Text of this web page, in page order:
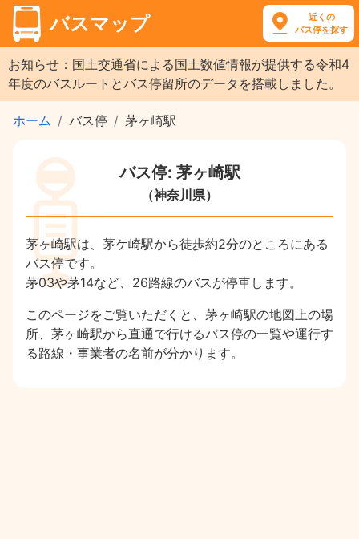
バスマップ
近くの
バス停を探す
お知らせ：国土交通省による国土数値情報が提供する令和4
年度のバスルートとバス停留所のデータを搭載しました。
ホーム バス停 茅ヶ崎駅
バス停: 茅ヶ崎駅
（神奈川県）
茅ヶ崎駅は、茅ケ崎駅から徒歩約2分のところにある
バス停です。
茅03や茅14など、26路線のバスが停車します。
このページをご覧いただくと、茅ヶ崎駅の地図上の場
所、茅ヶ崎駅から直通で行けるバス停の一覧や運行す
る路線・事業者の名前が分かります。